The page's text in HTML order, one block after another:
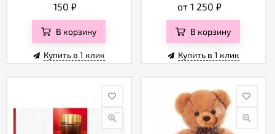
150₽
В корзину
Купить в 1 клик
от 1 250₽
В корзину
Купить в 1 клик